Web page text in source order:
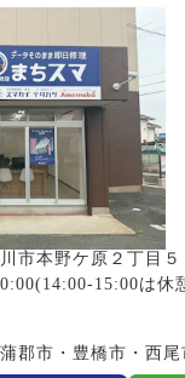
市本野ケ原２丁目５
15:00は休
郡市・豊橋市・西